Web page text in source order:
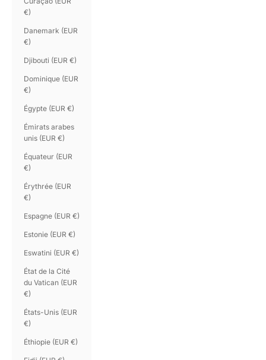
€)
Danemark (EUR
€)
Djibouti (EUR €)
Dominique (EUR
€)
Égypte (EUR €)
Émirats arabes
unis (EUR €)
Équateur (EUR
€)
Érythrée (EUR
€)
Espagne (EUR €)
Estonie (EUR €)
Eswatini (EUR €)
État de la Cité
du Vatican (EUR
€)
États-Unis (EUR
€)
Éthiopie (EUR €)